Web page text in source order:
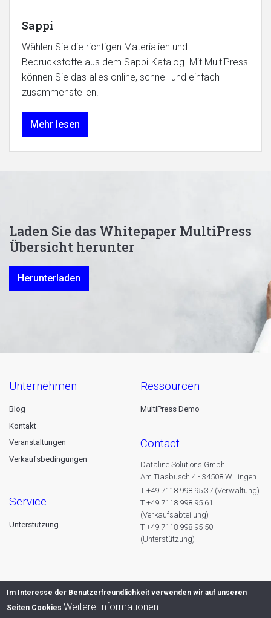
Sappi
Wählen Sie die richtigen Materialien und
Bedruckstoffe aus dem Sappi-Katalog. Mit MultiPress
können Sie das alles online, schnell und einfach
zusammenstellen.
Mehr lesen
Laden Sie das Whitepaper MultiPress
Übersicht herunter
Herunterladen
unternehmen
Blog
Kontakt
Veranstaltungen
Verkaufsbedingungen
service
Unterstützung
ressourcen
MultiPress Demo
contact
Dataline Solutions Gmbh
Am Tiasbusch 4 - 34508 Willingen
T +49 7118 998 95 37 (Verwaltung)
T +49 7118 998 95 61
(Verkaufsabteilung)
T +49 7118 998 95 50
(Unterstützung)
Im Interesse der Benutzerfreundlichkeit verwenden wir auf unseren
Seiten Cookies Weitere Informationen